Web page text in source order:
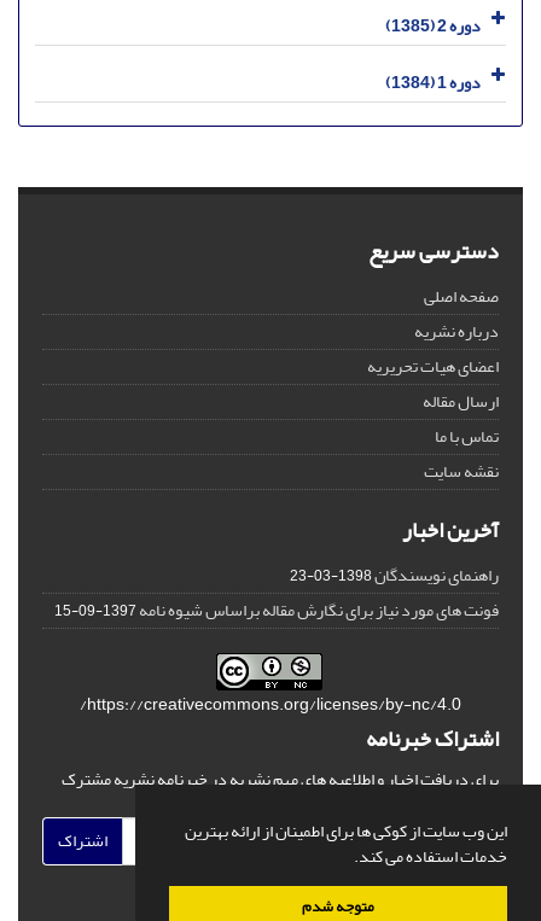
این وب سایت از کوکی ها برای اطمینان از ارائه بهترین
خدمات استفاده می کند.
متوجه شدم
دوره 2 (1385)
دوره 1 (1384)
دسترسی سریع
صفحه اصلی
درباره نشریه
اعضای هیات تحریریه
ارسال مقاله
تماس با ما
نقشه سایت
آخرین اخبار
راهنمای نویسندگان1398-03-23
فونت های مورد نیاز برای نگارش مقاله براساس شیوه نامه1397-09-15
https://creativecommons.org/licenses/by-nc/4.0/
اشتراک خبرنامه
برای دریافت اخبار و اطلاعیه های مهم نشریه در خبرنامه نشریه مشترک
اشتراک